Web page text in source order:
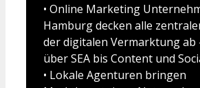
• Online Marketing
Hamburg decken alle
der digitalen Vermarktung ab
über SEA bis Content und
• Lokale Agenturen bringen